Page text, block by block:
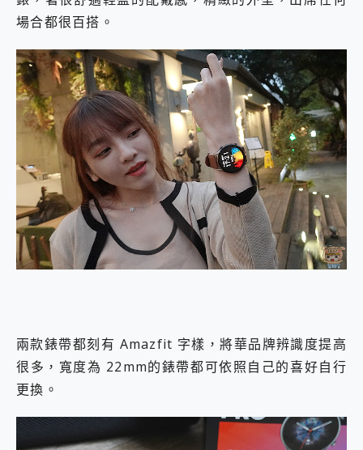
場合都很百搭。
兩款錶帶都刻有 Amazfit 字樣，將華品牌辨識度提高
很多，寬度為 22mm的錶帶都可依照自己的喜好自行
更換。